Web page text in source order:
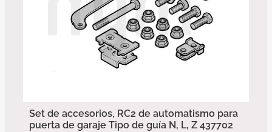
Set de accesorios, RC2 de automatismo para
puerta de garaje Tipo de guía N, L, Z 437702